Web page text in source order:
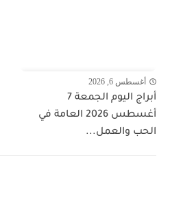
أغسطس 6, 2026
أبراج اليوم الجمعة 7
أغسطس 2026 العامة في
الحب والعمل...